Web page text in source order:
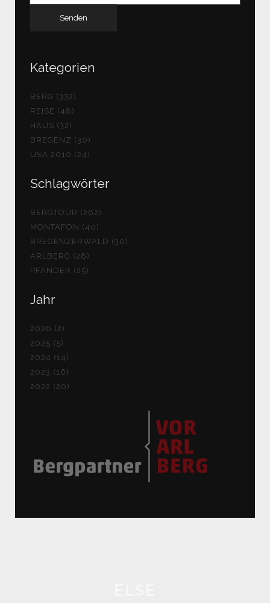
Kategorien
BERG (332)
REISE (48)
HAUS (32)
BREGENZ (30)
USA 2010 (24)
Schlagwörter
BERGTOUR (262)
MONTAFON (40)
BREGENZERWALD (30)
ARLBERG (28)
PFÄNDER (25)
Jahr
2026 (2)
2025 (5)
2024 (14)
2023 (16)
2022 (20)